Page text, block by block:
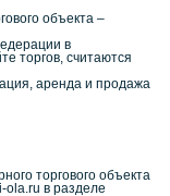
объекта –
в
торгов, считаются
аренда и продажа
торгового объекта
ola.ru в разделе